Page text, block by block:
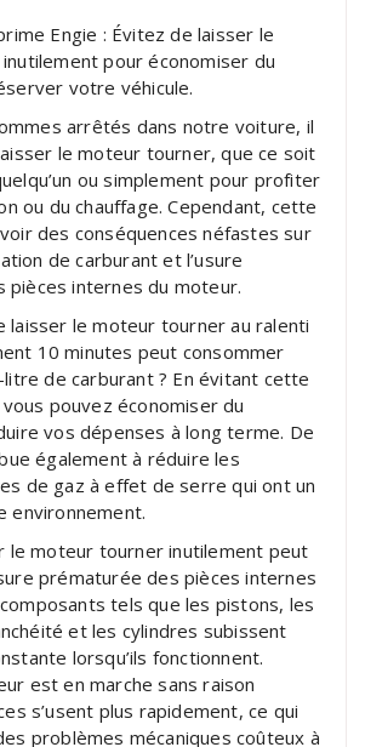
Engie : Évitez de laisser le
pour économiser du
votre véhicule.
arrêtés dans notre voiture, il
le moteur tourner, que ce soit
ou simplement pour profiter
ou du chauffage. Cependant, cette
des conséquences néfastes sur
de carburant et l’usure
pièces internes du moteur.
laisser le moteur tourner au ralenti
10 minutes peut consommer
litre de carburant ? En évitant cette
pouvez économiser du
vos dépenses à long terme. De
également à réduire les
de gaz à effet de serre qui ont un
environnement.
le moteur tourner inutilement peut
prématurée des pièces internes
tels que les pistons, les
et les cylindres subissent
lorsqu’ils fonctionnent.
est en marche sans raison
s’usent plus rapidement, ce qui
problèmes mécaniques coûteux à